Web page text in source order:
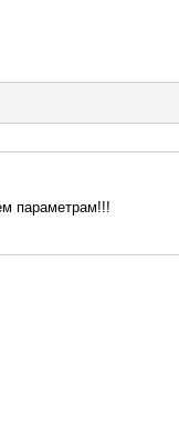
параметрам!!!